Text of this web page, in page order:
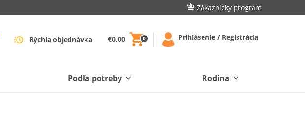
Zákaznícky program
Rýchla objednávka €0,00 0 Prihlásenie / Registrácia
Podľa potreby Rodina